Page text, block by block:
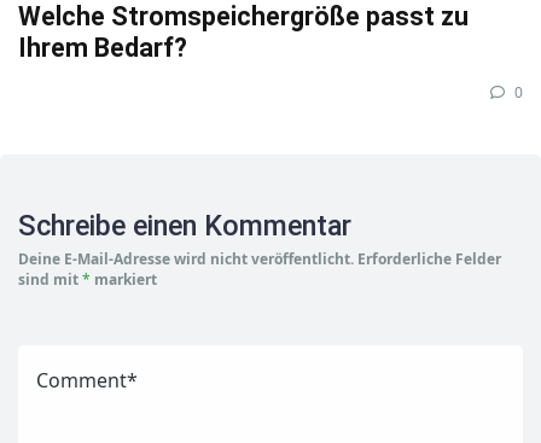
Welche Stromspeichergröße passt zu
Ihrem Bedarf?
0
Schreibe einen Kommentar
Deine E-Mail-Adresse wird nicht veröffentlicht. Erforderliche Felder
sind mit* markiert